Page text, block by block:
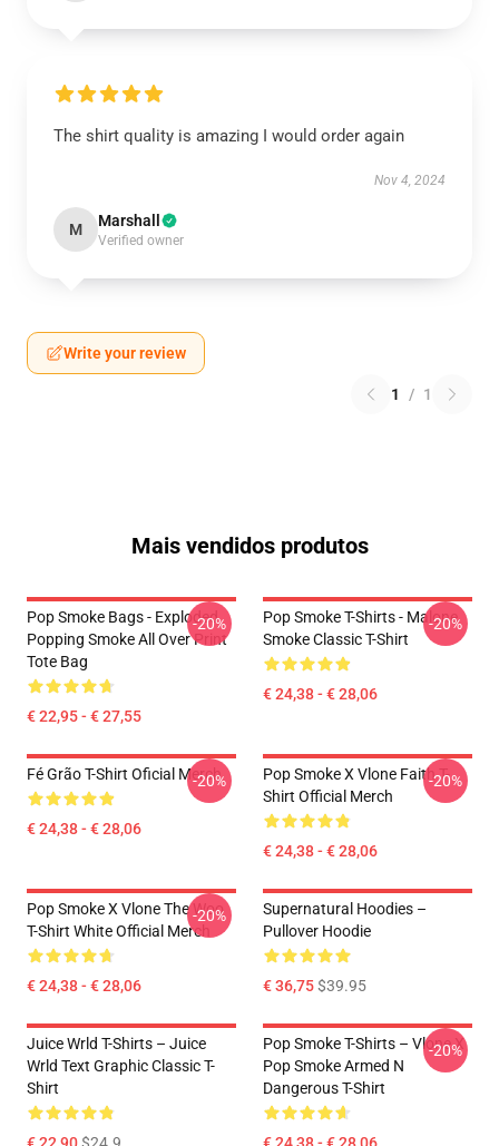
The shirt quality is amazing I would order again
Nov 4, 2024
M Marshall
Verified owner
Write your review
1 / 1
Mais vendidos produtos
Pop Smoke Bags - Exploded
Popping Smoke All Over Print
Tote Bag
€ 22,95 - € 27,55
-20%
Pop Smoke T-Shirts - Malone
Smoke Classic T-Shirt
€ 24,38 - € 28,06
-20%
Fé Grão T-Shirt Oficial Merch
€ 24,38 - € 28,06
-20%
Pop Smoke X Vlone Faith T-
Shirt Official Merch
€ 24,38 - € 28,06
-20%
Pop Smoke X Vlone The Woo
T-Shirt White Official Merch
€ 24,38 - € 28,06
-20%
Supernatural Hoodies –
Pullover Hoodie
€ 36,75$39.95
Juice Wrld T-Shirts – Juice
Wrld Text Graphic Classic T-
Shirt
Pop Smoke T-Shirts – Vlone X
Pop Smoke Armed N
Dangerous T-Shirt
-20%